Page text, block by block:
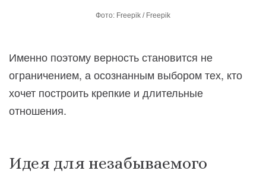
Фото: Freepik / Freepik
Именно поэтому верность становится не
ограничением, а осознанным выбором тех, кто
хочет построить крепкие и длительные
отношения.
Идея для незабываемого